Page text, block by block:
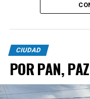
CIUDAD
POR PAN,